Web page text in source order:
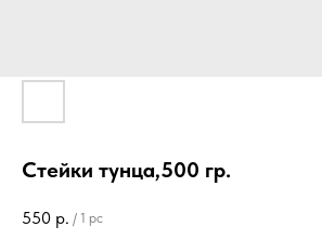
Стейки тунца,500 гр.
550 р. / 1 pc